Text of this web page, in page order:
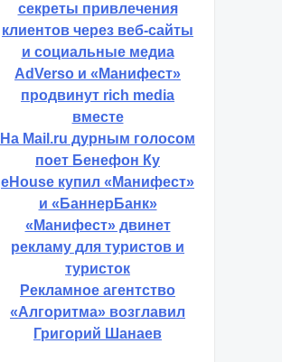
секреты привлечения
клиентов через веб-сайты
и социальные медиа
AdVerso и «Манифест»
продвинут rich media
вместе
На Mail.ru дурным голосом
поет Бенефон Ку
eHouse купил «Манифест»
и «БаннерБанк»
«Манифест» двинет
рекламу для туристов и
туристок
Рекламное агентство
«Алгоритма» возглавил
Григорий Шанаев